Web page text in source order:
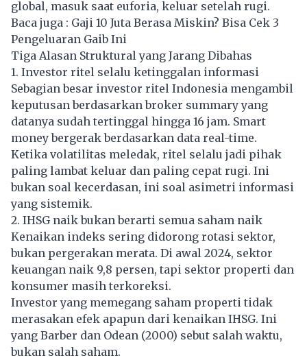
global, masuk saat euforia, keluar setelah rugi.
Baca juga : Gaji 10 Juta Berasa Miskin? Bisa Cek 3
Pengeluaran Gaib Ini
Tiga Alasan Struktural yang Jarang Dibahas
1. Investor ritel selalu ketinggalan informasi
Sebagian besar investor ritel Indonesia mengambil
keputusan berdasarkan broker summary yang
datanya sudah tertinggal hingga 16 jam. Smart
money bergerak berdasarkan data real-time.
Ketika volatilitas meledak, ritel selalu jadi pihak
paling lambat keluar dan paling cepat rugi. Ini
bukan soal kecerdasan, ini soal asimetri informasi
yang sistemik.
2. IHSG naik bukan berarti semua saham naik
Kenaikan indeks sering didorong rotasi sektor,
bukan pergerakan merata. Di awal 2024, sektor
keuangan naik 9,8 persen, tapi sektor properti dan
konsumer masih terkoreksi.
Investor yang memegang saham properti tidak
merasakan efek apapun dari kenaikan IHSG. Ini
yang Barber dan Odean (2000) sebut salah waktu,
bukan salah saham.